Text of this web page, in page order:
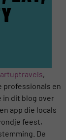
,
professionals en
in dit blog over
app die locals
feest,
De